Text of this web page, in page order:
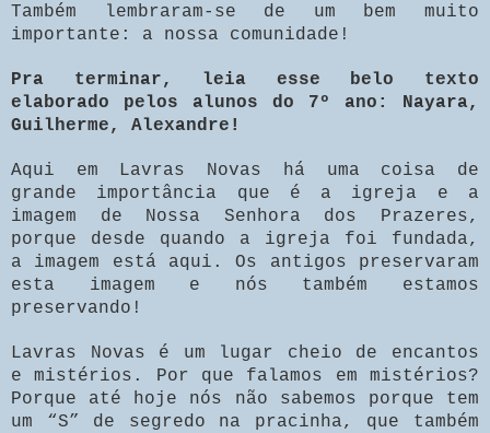
Também lembraram-se de um bem muito
importante: a nossa comunidade!
Pra terminar, leia esse belo texto
elaborado pelos alunos do 7º ano: Nayara,
Guilherme, Alexandre!
Aqui em Lavras Novas há uma coisa de
grande importância que é a igreja e a
imagem de Nossa Senhora dos Prazeres,
porque desde quando a igreja foi fundada,
a imagem está aqui. Os antigos preservaram
esta imagem e nós também estamos
preservando!
Lavras Novas é um lugar cheio de encantos
e mistérios. Por que falamos em mistérios?
Porque até hoje nós não sabemos porque tem
um “S” de segredo na pracinha, que também